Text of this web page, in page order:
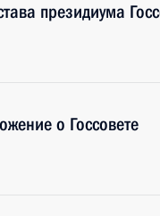
президиума
о Госсовете